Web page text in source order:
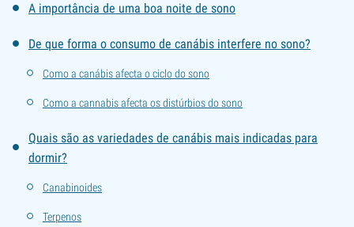
A importância de uma boa noite de sono
De que forma o consumo de canábis interfere no sono?
Como a canábis afecta o ciclo do sono
Como a cannabis afecta os distúrbios do sono
Quais são as variedades de canábis mais indicadas para
dormir?
Canabinoides
Terpenos